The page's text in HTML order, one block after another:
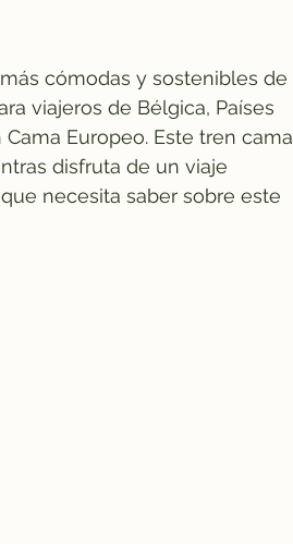
cómodas y sostenibles de
viajeros de Bélgica, Países
Europeo. Este tren cama
disfruta de un viaje
necesita saber sobre este